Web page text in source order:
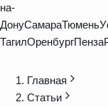
на-
ДонуСамараТюмень
ТагилОренбургПенза
Главная
Статьи